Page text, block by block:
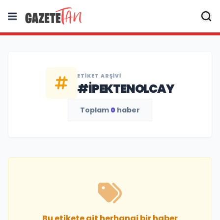
ETIKET ARŞIVI
#IPEKTENOLCAY
Toplam 0 haber